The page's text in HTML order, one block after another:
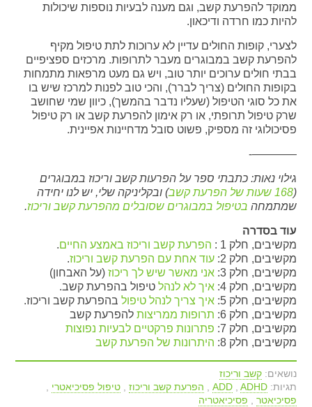
ממוקד להפרעת קשב, וגם מענה לבעיות נוספות שיכולות
להיות כמו חרדה ודיכאון.
לצערי, קופות החולים עדיין לא ערוכות לתת טיפול מקיף
להפרעת קשב במבוגרים מעבר לתרופות. מרכזים ספציפיים
בבתי חולים ערוכים יותר טוב, ויש גם מעט מרפאות מתמחות
בקופות החולים (צריך לברר), והכי טוב לפנות למרכז שיש בו
את כל סוגי הטיפול (שעליו נדבר בהמשך), כיוון שמי שחושב
שרק טיפול תרופתי, או רק אימון להפרעת קשב או רק טיפול
פסיכולוגי זה מספיק, פשוט סובל מדחיינות אפיינית.
————-
גילוי נאות: כתבתי ספר על הפרעות קשב וריכוז במבוגרים
(168 שעות של הפרעת קשב
) ובקליניקה שלי, יש לנו יחידה
שמתמחה בטיפול במבוגרים שסובלים מהפרעת קשב וריכוז.
עוד בסדרה
מקשיבים, חלק 1 :
הפרעת קשב וריכוז באמצע החיים.
מקשיבים, חלק 2:
עוד אחת עם הפרעת קשב וריכוז.
מקשיבים, חלק 3:
אני מאשר שיש לך ריכוז (על האבחון)
מקשיבים, חלק 4:
איך לא לנהל טיפול בהפרעת קשב.
מקשיבים, חלק 5:
איך צריך לנהל טיפול בהפרעת קשב וריכוז.
מקשיבים, חלק 6:
תרופות ממריצות להפרעת קשב
מקשיבים, חלק 7:
פתרונות פרקטיים לבעיות נפוצות
מקשיבים, חלק 8:
היתרונות של הפרעת קשב
נושאים:קשב וריכוז
תגיות:
ADD, ADHD הפרעת קשב וריכוז ,טיפול פסיכיאטרי
פסיכיאטר
פסיכיאטריה